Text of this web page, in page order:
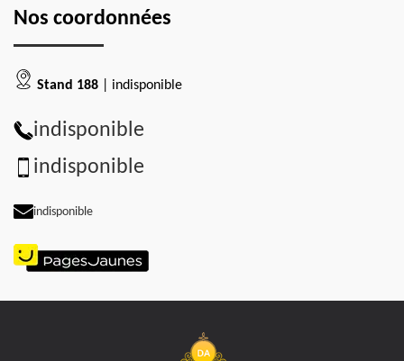
Nos coordonnées
Stand 188 | indisponible
indisponible
indisponible
indisponible